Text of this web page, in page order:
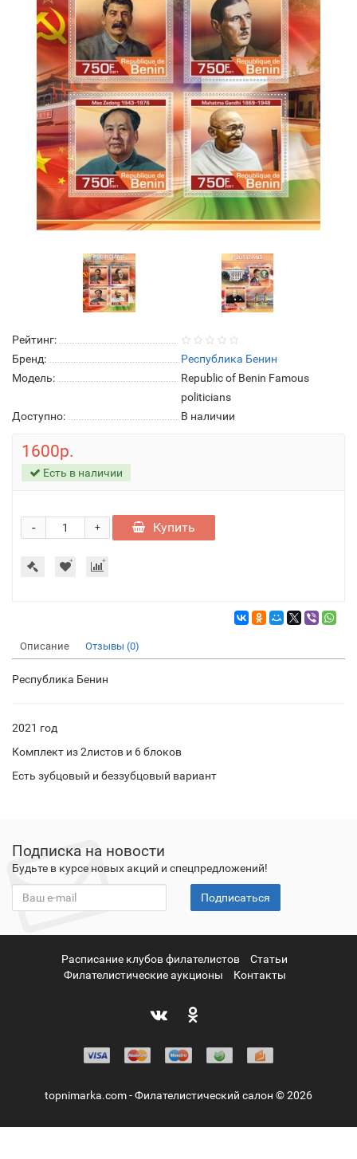
Рейтинг:
Бренд:
Республика Бенин
Модель:
Republic of Benin Famous
politicians
Доступно:
В наличии
1600р.
Есть в наличии
+
- Купить
Описание Отзывы (0)
Республика Бенин
2021 год
Комплект из 2листов и 6 блоков
Есть зубцовый и беззубцовый вариант
Подписка на новости
Будьте в курсе новых акций и спецпредложений!
Подписаться
Расписание клубов филателистов
Статьи
Филателистические аукционы
Контакты
topnimarka.com - Филателистический салон © 2026